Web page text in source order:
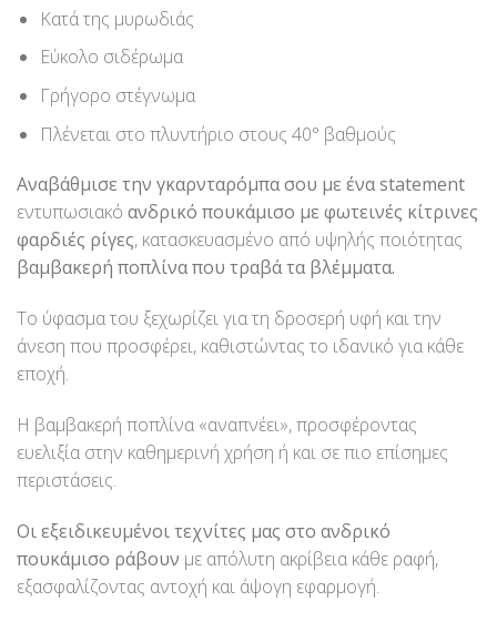
Κατά της μυρωδιάς
Εύκολο σιδέρωμα
Γρήγορο στέγνωμα
Πλένεται στο πλυντήριο στους 40° βαθμούς
Αναβάθμισε την γκαρνταρόμπα σου με ένα statement
εντυπωσιακό ανδρικό πουκάμισο με φωτεινές κίτρινες
φαρδιές ρίγες, κατασκευασμένο από υψηλής ποιότητας
βαμβακερή ποπλίνα που τραβά τα βλέμματα.
Το ύφασμα του ξεχωρίζει για τη δροσερή υφή και την
άνεση που προσφέρει, καθιστώντας το ιδανικό για κάθε
εποχή.
Η βαμβακερή ποπλίνα «αναπνέει», προσφέροντας
ευελιξία στην καθημερινή χρήση ή και σε πιο επίσημες
περιστάσεις.
Οι εξειδικευμένοι τεχνίτες μας στο ανδρικό
πουκάμισο ράβουν με απόλυτη ακρίβεια κάθε ραφή,
εξασφαλίζοντας αντοχή και άψογη εφαρμογή.